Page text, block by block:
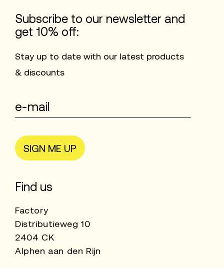
Subscribe to our newsletter and
get 10% off:
Stay up to date with our latest products
& discounts
SIGN ME UP
Find us
Factory
Distributieweg 10
2404 CK
Alphen aan den Rijn